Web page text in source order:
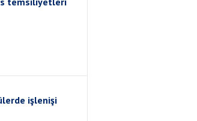
işlenişi